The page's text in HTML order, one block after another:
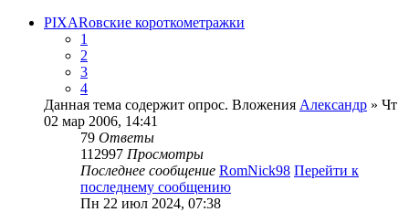
PIXARовские короткометражки
1
2
3
4
Данная тема содержит опрос. Вложения Александр » Чт
02 мар 2006, 14:41
79 Ответы
112997 Просмотры
Последнее сообщение RomNick98 Перейти к
последнему сообщению
Пн 22 июл 2024, 07:38